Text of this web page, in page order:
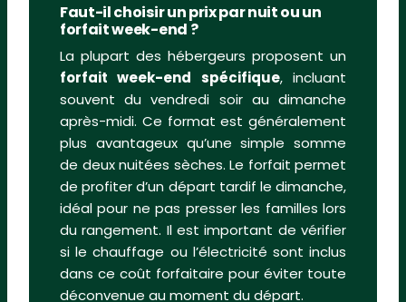
Faut-il choisir un prix par nuit ou un
forfait week-end ?
La plupart des hébergeurs proposent un
forfait week-end spécifique, incluant
souvent du vendredi soir au dimanche
après-midi. Ce format est généralement
plus avantageux qu’une simple somme
de deux nuitées sèches. Le forfait permet
de profiter d’un départ tardif le dimanche,
idéal pour ne pas presser les familles lors
du rangement. Il est important de vérifier
si le chauffage ou l’électricité sont inclus
dans ce coût forfaitaire pour éviter toute
déconvenue au moment du départ.